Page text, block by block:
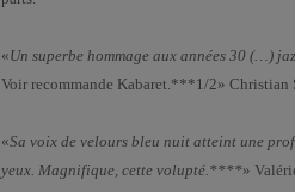
«Un superbe hommage aux années 30 (…)
Voir recommande Kabaret.***1/2» Christian
«Sa voix de velours bleu nuit atteint une
yeux. Magnifique, cette volupté.****»